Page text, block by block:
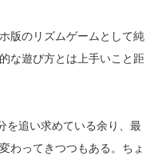
版のリズムゲームとして純
な遊び方とは上手いこと距
を追い求めている余り、最
わってきつつもある。ちょ